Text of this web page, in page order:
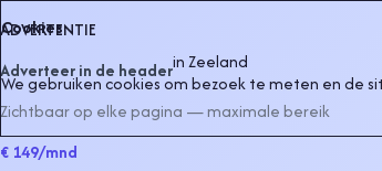
ADVERTENTIE
Adverteer in de headerinZeeland
Zichtbaar op elke pagina — maximale bereik
€ 149/mnd
Cookies
We gebruiken cookies om bezoek te meten en de